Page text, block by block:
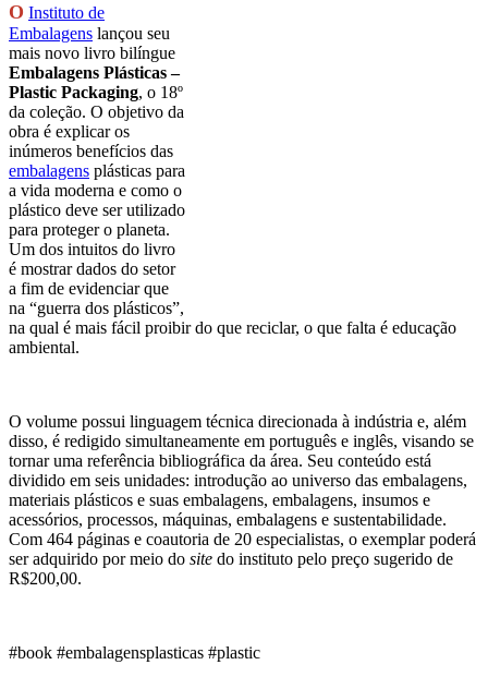
O Instituto de
Embalagens lançou seu
mais novo livro bilíngue
Embalagens Plásticas –
Plastic Packaging, o 18º
da coleção. O objetivo da
obra é explicar os
inúmeros benefícios das
embalagens plásticas para
a vida moderna e como o
plástico deve ser utilizado
para proteger o planeta.
Um dos intuitos do livro
é mostrardados do setor
a fim de evidenciarque
na “guerra dos plásticos”,
na qual é mais fácil proibirdo que reciclar, o que falta é educação
ambiental.
O volume possui linguagem técnica direcionada à indústria e, além
disso, é redigido simultaneamente em português e inglês, visando se
tornar uma referência bibliográfica da área. Seu conteúdo está
dividido em seis unidades: introdução ao universo das embalagens,
materiais plásticos e suas embalagens, embalagens, insumos e
acessórios, processos, máquinas, embalagens e sustentabilidade.
Com 464 páginas e coautoria de 20 especialistas, o exemplar poderá
ser adquirido por meio do site do instituto pelo preço sugerido de
R$200,00.
#book #embalagensplasticas #plastic